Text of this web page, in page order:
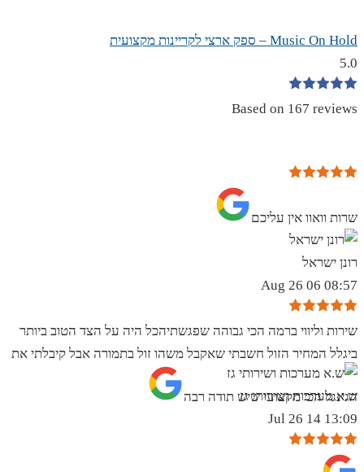
Music On Hold – ספק ארצי לקריינות מקצועית
5.0
Based on 167 reviews
שרות וואוו אין עליכם
רונן ישראל
08:57 06 Aug 26
שירות וליווי ברמה הכי גבוהה שפגשתיהכל היה על הצד הטוב ביותר
ביגלל המחיר הזול חשבתי שאקבל משהו זול בתמורה אבל קיבלתי את
הגינגל הכי מקצועי שיש תודה רבה
ש.א מערכות ושירותי גז
13:09 14 Jul 26